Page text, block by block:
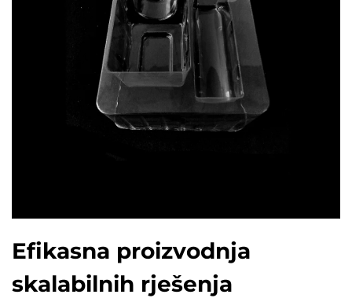
Efikasna proizvodnja
skalabilnih rješenja